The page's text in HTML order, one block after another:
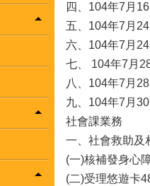
四、104年7月
五、104年7月
六、104年7月
七、 104年7月
八、104年7月
九、104年7月
社會課業務
一、社會救助及
(一)核補發身心
(二)受理悠遊卡